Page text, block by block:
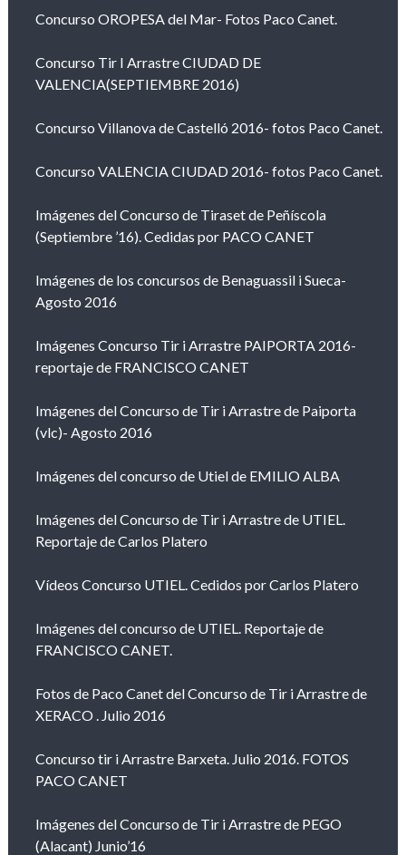
Concurso OROPESA del Mar- Fotos Paco Canet.
Concurso Tir I Arrastre CIUDAD DE
VALENCIA(SEPTIEMBRE 2016)
Concurso Villanova de Castelló 2016- fotos Paco Canet.
Concurso VALENCIA CIUDAD 2016- fotos Paco Canet.
Imágenes del Concurso de Tiraset de Peñíscola
(Septiembre ’16). Cedidas por PACO CANET
Imágenes de los concursos de Benaguassil i Sueca-
Agosto 2016
Imágenes Concurso Tir i Arrastre PAIPORTA 2016-
reportaje de FRANCISCO CANET
Imágenes del Concurso de Tir i Arrastre de Paiporta
(vlc)- Agosto 2016
Imágenes del concurso de Utiel de EMILIO ALBA
Imágenes del Concurso de Tir i Arrastre de UTIEL.
Reportaje de Carlos Platero
Vídeos Concurso UTIEL. Cedidos por Carlos Platero
Imágenes del concurso de UTIEL. Reportaje de
FRANCISCO CANET.
Fotos de Paco Canet del Concurso de Tir i Arrastre de
XERACO . Julio 2016
Concurso tir i Arrastre Barxeta. Julio 2016. FOTOS
PACO CANET
Imágenes del Concurso de Tir i Arrastre de PEGO
(Alacant) Junio’16